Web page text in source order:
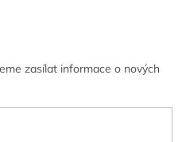
zasílat informace o nových